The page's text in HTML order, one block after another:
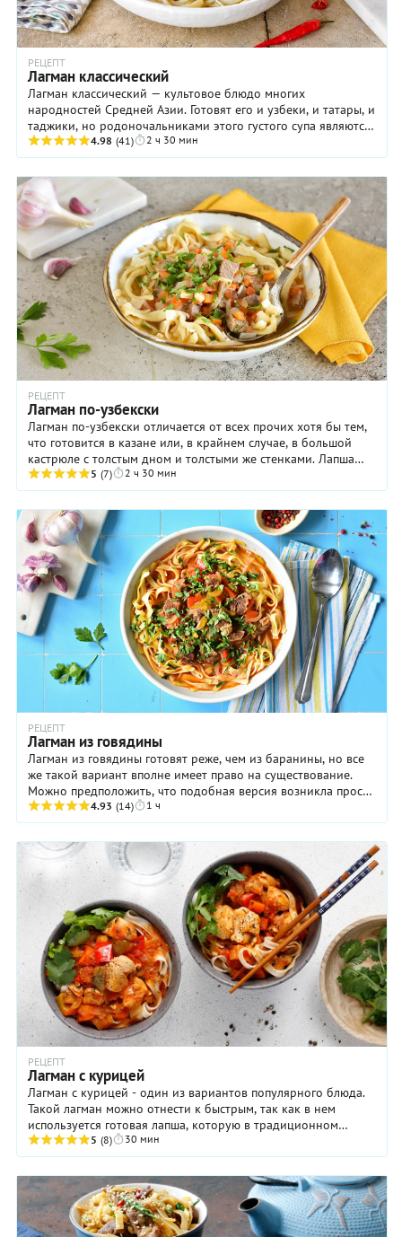
РЕЦЕПТ
Лагман классический
Лагман классический — культовое блюдо многих
народностей Средней Азии. Готовят его и узбеки, и татары, и
таджики, но родоночальниками этого густого супа являются
уйгуры, когда-то населявшие южные ...
4.98 (41) 2 ч 30 мин
РЕЦЕПТ
Лагман по-узбекски
Лагман по-узбекски отличается от всех прочих хотя бы тем,
что готовится в казане или, в крайнем случае, в большой
кастрюле с толстым дном и толстыми же стенками. Лапша
для такого супа нарезается ...
5 (7) 2 ч 30 мин
РЕЦЕПТ
Лагман из говядины
Лагман из говядины готовят реже, чем из баранины, но все
же такой вариант вполне имеет право на существование.
Можно предположить, что подобная версия возникла просто
от безысходности — в случае, ...
4.93 (14) 1 ч
РЕЦЕПТ
Лагман с курицей
Лагман с курицей - один из вариантов популярного блюда.
Такой лагман можно отнести к быстрым, так как в нем
используется готовая лапша, которую в традиционном
рецепте вытягивают руками из одного ...
5 (8) 30 мин